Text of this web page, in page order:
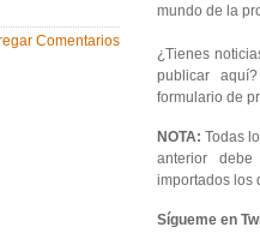
Comentarios
mundo de la
¿Tienes
publicar
formulario de
NOTA: Todas
anterior debe
importados los
Sígueme en